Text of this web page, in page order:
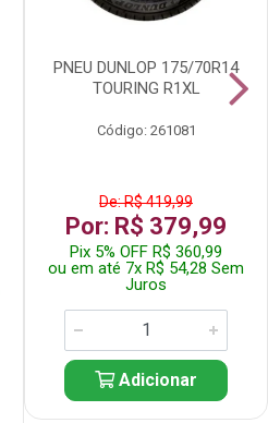
PNEU DUNLOP 175/70R14
TOURING R1XL
Código: 261081
De: R$ 419,99
Por: R$ 379,99
Pix 5% OFF R$ 360,99
ou em até 7x R$ 54,28 Sem
Juros
Adicionar